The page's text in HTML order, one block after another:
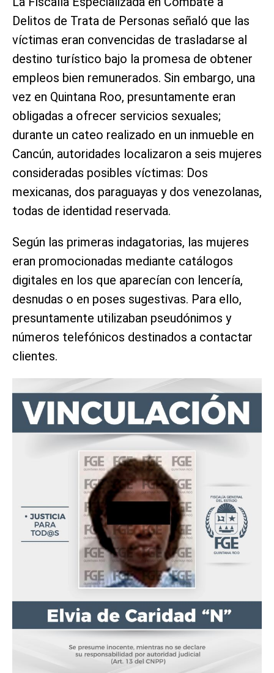
Delitos de Trata de Personas señaló que las
víctimas eran convencidas de trasladarse al
destino turístico bajo la promesa de obtener
empleos bien remunerados. Sin embargo, una
vez en Quintana Roo, presuntamente eran
obligadas a ofrecer servicios sexuales;
durante un cateo realizado en un inmueble en
Cancún, autoridades localizaron a seis mujeres
consideradas posibles víctimas: Dos
mexicanas, dos paraguayas y dos venezolanas,
todas de identidad reservada.
Según las primeras indagatorias, las mujeres
eran promocionadas mediante catálogos
digitales en los que aparecían con lencería,
desnudas o en poses sugestivas. Para ello,
presuntamente utilizaban pseudónimos y
números telefónicos destinados a contactar
clientes.